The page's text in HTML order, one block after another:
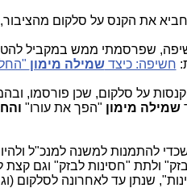
את הקנס על סלקום
שפרסמתי ממש במקביל
חשיפה: כיצדשמילה מימון
שלי הראתה, על סמך 2 הקנסות על
שמילה מימון "הפך את עורו"
להתמנות למשנה למנכ"ל
ולתת "חסינות לבזק" וגם
שנתן עד לאחרונה לסלקום